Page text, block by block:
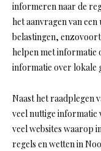
informeren naar de
het aanvragen van
belastingen,
helpen met informatie
informatie over lokale
Naast het raadplegen
veel nuttige
veel websites waarop
regels en wetten in